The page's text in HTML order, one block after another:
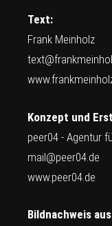
Text:
Frank Meinholz
Konzept und
peer04 - Agentur
mail@peer04.de
www.peer04.de
Bildnachweis